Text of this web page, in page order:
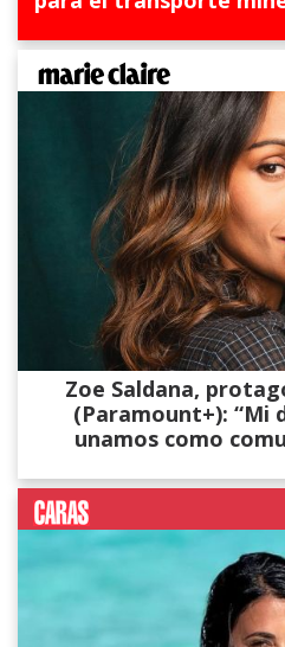
Zoe Saldana,
(Paramount+): “Mi
unamos como